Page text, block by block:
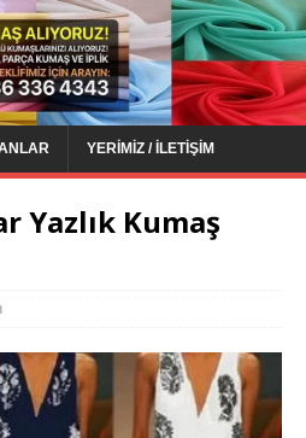
YERIMIZ / İLETIŞIM
Yazlık Kumaş